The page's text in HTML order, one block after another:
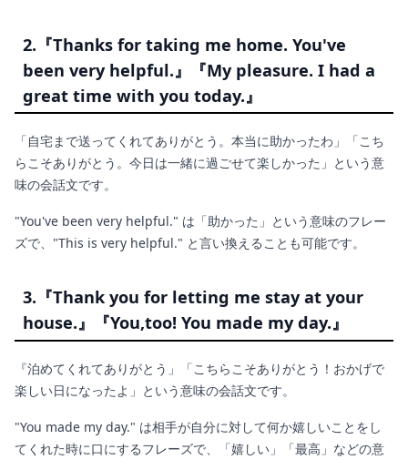
2.『Thanks for taking me home. You've
been very helpful.』『My pleasure. I had a
great time with you today.』
「自宅まで送ってくれてありがとう。本当に助かったわ」「こち
らこそありがとう。今日は一緒に過ごせて楽しかった」という意
味の会話文です。
"You've been very helpful." は「助かった」という意味のフレー
ズで、"This is very helpful." と言い換えることも可能です。
3.『Thank you for letting me stay at your
house.』『You,too! You made my day.』
『泊めてくれてありがとう」「こちらこそありがとう！おかげで
楽しい日になったよ」という意味の会話文です。
"You made my day." は相手が自分に対して何か嬉しいことをし
てくれた時に口にするフレーズで、「嬉しい」「最高」などの意